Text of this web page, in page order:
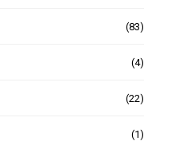
(83)
(4)
(22)
(1)